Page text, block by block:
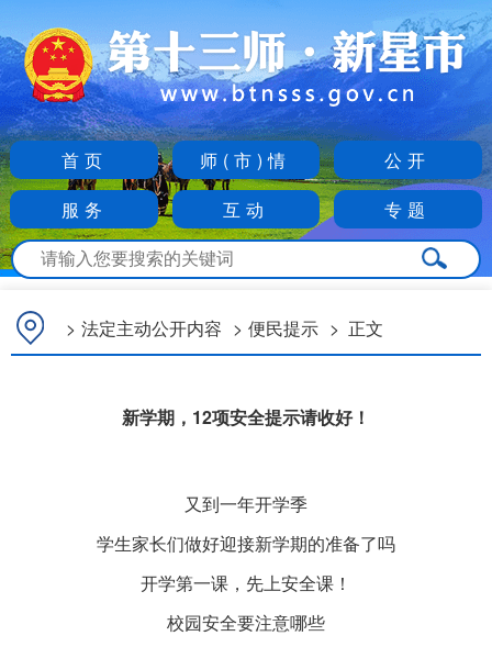
首页 师(市)情
公开
服务
互动 专题
> 法定主动公开内容 > 便民提示 > 正文
新学期，12项安全提示请收好！
又到一年开学季
学生家长们做好迎接新学期的准备了吗
开学第一课，先上安全课！
校园安全要注意哪些